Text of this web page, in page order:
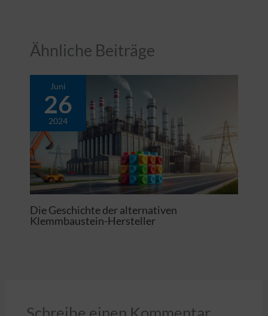
Ähnliche Beiträge
Juni
26
2024
Die Geschichte der alternativen
Klemmbaustein-Hersteller